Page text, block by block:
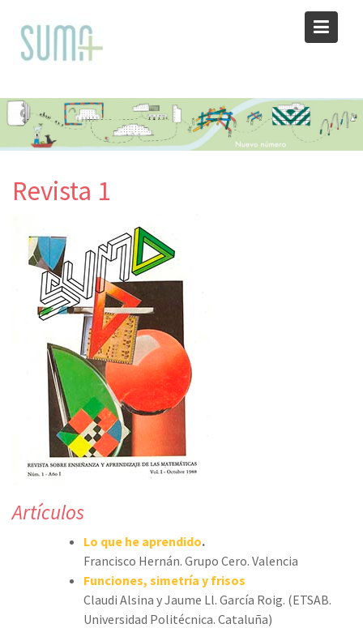
content
Revista 1
Artículos
Lo que he aprendido.
Francisco Hernán. Grupo Cero. Valencia
Funciones, simetría y frisos
Claudi Alsina y Jaume Ll. García Roig. (ETSAB.
Universidad Politécnica. Cataluña)